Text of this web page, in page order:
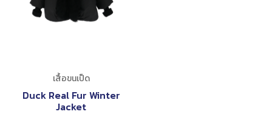
เสื้อขนเป็ด
Duck Real Fur Winter
Jacket